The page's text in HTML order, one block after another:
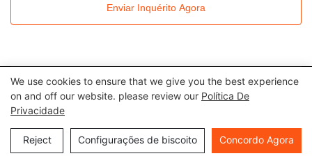
Enviar Inquérito Agora
Todos os direitos reservados © 2024 Kingkonree International
China Surface Industrial Co., Ltd |
do site
We use cookies to ensure that we give you the best experience
on and off our website. please review our Política De
Privacidade
Reject Configurações de biscoito Concordo Agora